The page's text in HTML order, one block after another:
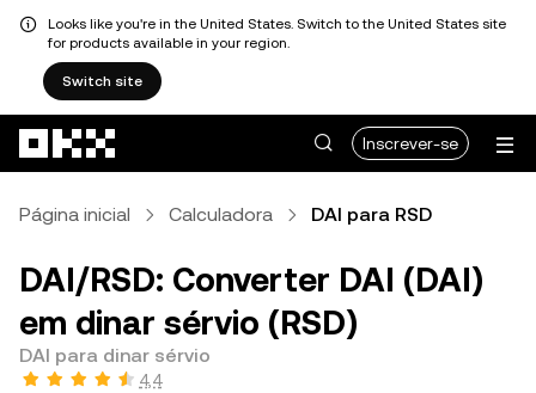
Looks like you're in the United States. Switch to the United States site
for products available in your region.
Switch site
Inscrever-se
Página inicial Calculadora DAI para RSD
DAI/RSD: Converter DAI (DAI)
em dinar sérvio (RSD)
DAI para dinar sérvio
4,4